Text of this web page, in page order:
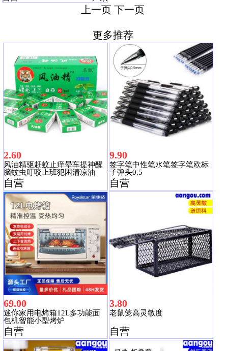
上一页下一页
更多推荐
2.60
风油精驱赶蚊止痒晕车提神醒
脑蚊虫叮咬上班犯困清凉油
自营
9.90
签字笔中性笔水笔签字笔欧标
子弹头0.5
自营
69.00
迷你家用电烤箱12L多功能面
包机智能小型烤炉
自营
3.80
老鼠笼高灵敏度
自营